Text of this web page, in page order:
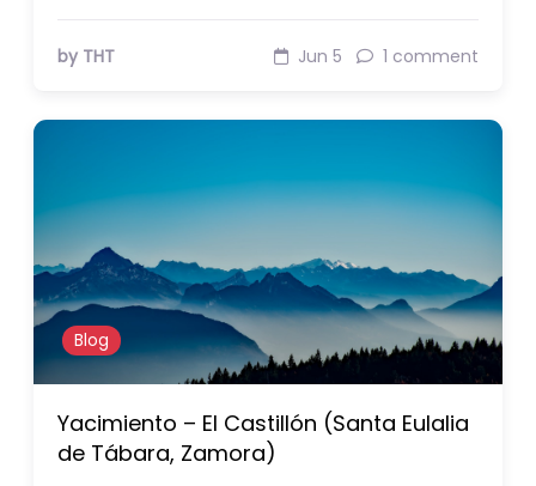
by THT Jun 5 1 comment
Blog
Yacimiento – El Castillón (Santa Eulalia
de Tábara, Zamora)